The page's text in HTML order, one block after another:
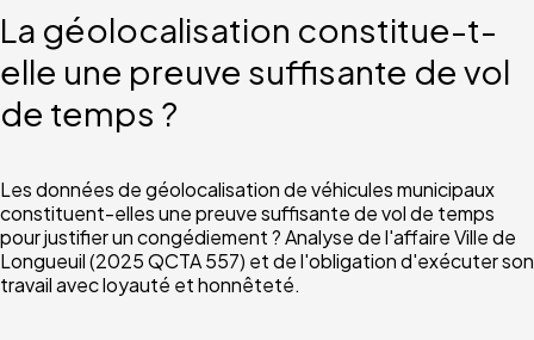
La géolocalisation constitue-t-
elle une preuve suffisante de vol
de temps ?
Les données de géolocalisation de véhicules municipaux
constituent-elles une preuve suffisante de vol de temps
pour justifier un congédiement ? Analyse de l'affaire Ville de
Longueuil (2025 QCTA 557) et de l'obligation d'exécuter son
travail avec loyauté et honnêteté.